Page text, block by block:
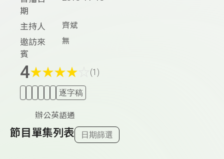
期
主持人 齊斌
邀訪來
賓
無
4★★★★ (1)
逐字稿
辦公英語通
節目單集列表 日期篩選